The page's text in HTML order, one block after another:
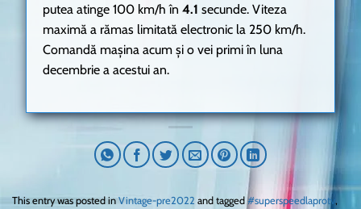
putea atinge 100 km/h în 4.1 secunde. Viteza
maximă a rămas limitată electronic la 250 km/h.
Comandă mașina acum și o vei primi în luna
decembrie a acestui an.
This entry was posted in Vintage-pre2022 and tagged#superspeedlaprotv,